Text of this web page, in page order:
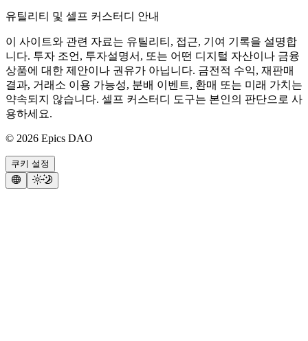
유틸리티 및 셀프 커스터디 안내
이 사이트와 관련 자료는 유틸리티, 접근, 기여 기록을 설명합
니다. 투자 조언, 투자설명서, 또는 어떤 디지털 자산이나 금융
상품에 대한 제안이나 권유가 아닙니다. 금전적 수익, 재판매
결과, 거래소 이용 가능성, 분배 이벤트, 환매 또는 미래 가치는
약속되지 않습니다. 셀프 커스터디 도구는 본인의 판단으로 사
용하세요.
© 2026 Epics DAO
쿠키 설정